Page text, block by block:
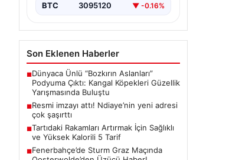
BTC 3095120 ▼ -0.16%
Son Eklenen Haberler
■Dünyaca Ünlü “Bozkırın Aslanları”
Podyuma Çıktı: Kangal Köpekleri Güzellik
Yarışmasında Buluştu
■Resmi imzayı attı! Ndiaye’nin yeni adresi
çok şaşırttı
■Tartıdaki Rakamları Artırmak İçin Sağlıklı
ve Yüksek Kalorili 5 Tarif
■Fenerbahçe’de Sturm Graz Maçında